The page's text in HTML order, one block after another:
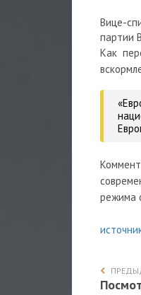
Вице-
партии
Как
режима